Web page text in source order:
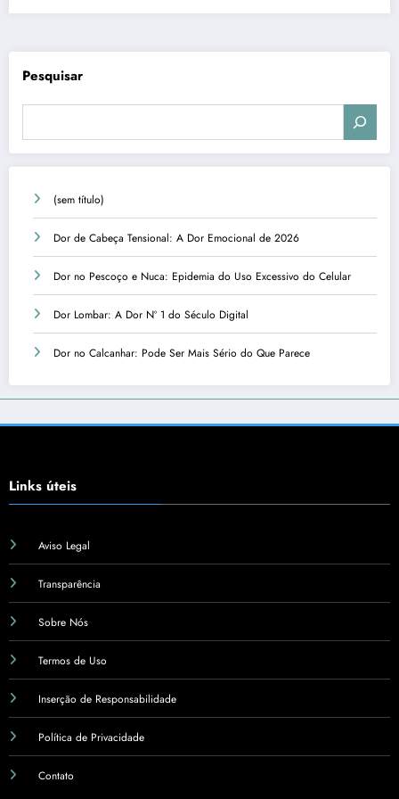
Pesquisar
(sem título)
Dor de Cabeça Tensional: A Dor Emocional de 2026
Dor no Pescoço e Nuca: Epidemia do Uso Excessivo do Celular
Dor Lombar: A Dor Nº 1 do Século Digital
Dor no Calcanhar: Pode Ser Mais Sério do Que Parece
Links úteis
Aviso Legal
Transparência
Sobre Nós
Termos de Uso
Inserção de Responsabilidade
Política de Privacidade
Contato